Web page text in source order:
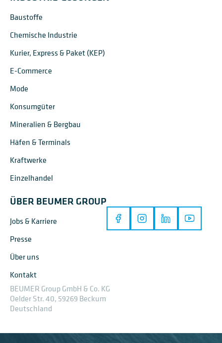
Baustoffe
Chemische Industrie
Kurier, Express & Paket (KEP)
E-Commerce
Mode
Konsumgüter
Mineralien & Bergbau
Häfen & Terminals
Kraftwerke
Einzelhandel
ÜBER BEUMER GROUP
Jobs & Karriere
Presse
Über uns
Kontakt
BEUMER Group GmbH & Co. KG
Oelder Str. 40, 59269 Beckum
Deutschland